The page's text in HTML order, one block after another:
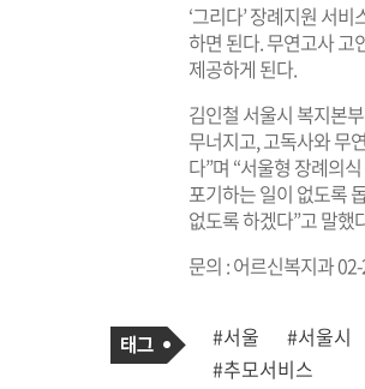
‘그리다’ 장례지원 서
하면 된다. 무연고사 고
제공하게 된다.
김인철 서울시 복지본
무너지고, 고독사와 무
다”며 “서울형 장례의
포기하는 일이 없도록
없도록 하겠다”고 말했
문의 : 어르신복지과
사
관
련
태
그
#서울 #서울시
#추모서비스